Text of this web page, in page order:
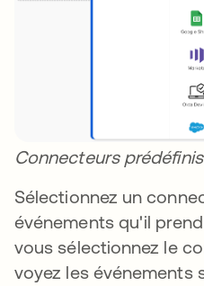
Connecteurs
Sélectionnez un
événements qu'il
vous sélectionnez le
voyez les événements